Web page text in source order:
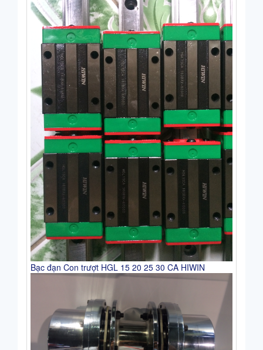
Bạc đạn Con trượt HGL 15 20 25 30 CA HIWIN